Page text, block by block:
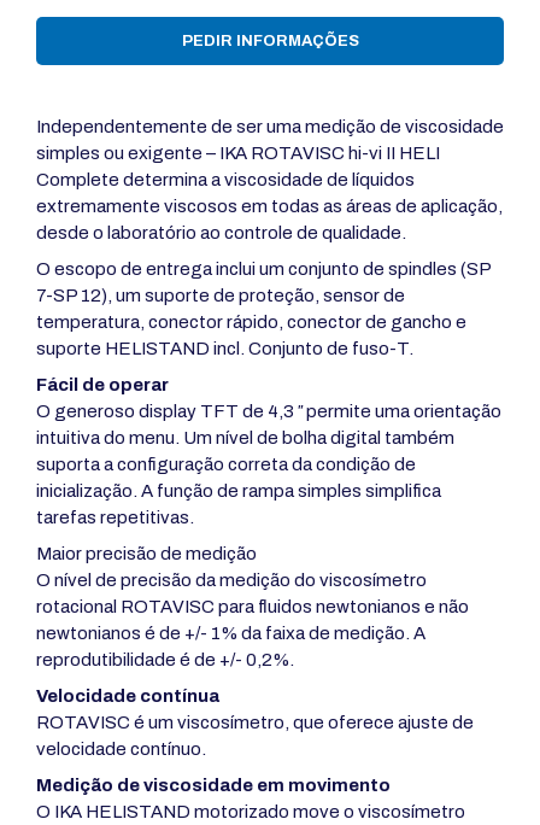
PEDIR INFORMAÇÕES
Independentemente de ser uma medição de viscosidade
simples ou exigente – IKA ROTAVISC hi-vi II HELI
Complete determina a viscosidade de líquidos
extremamente viscosos em todas as áreas de aplicação,
desde o laboratório ao controle de qualidade.
O escopo de entrega inclui um conjunto de spindles (SP
7-SP 12), um suporte de proteção, sensor de
temperatura, conector rápido, conector de gancho e
suporte HELISTAND incl. Conjunto de fuso-T.
Fácil de operar
O generoso display TFT de 4,3 ″ permite uma orientação
intuitiva do menu. Um nível de bolha digital também
suporta a configuração correta da condição de
inicialização. A função de rampa simples simplifica
tarefas repetitivas.
Maior precisão de medição
O nível de precisão da medição do viscosímetro
rotacional ROTAVISC para fluidos newtonianos e não
newtonianos é de +/- 1% da faixa de medição. A
reprodutibilidade é de +/- 0,2%.
Velocidade contínua
ROTAVISC é um viscosímetro, que oferece ajuste de
velocidade contínuo.
Medição de viscosidade em movimento
O IKA HELISTAND motorizado move o viscosímetro